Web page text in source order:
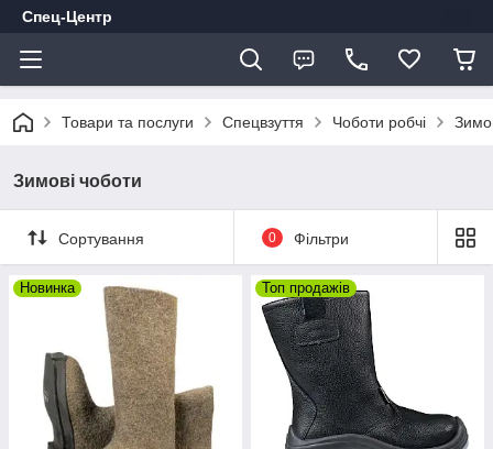
Спец-Центр
Товари та послуги Спецвзуття Чоботи робчі
Зимові чоботи
Сортування 0 Фільтри
Новинка Топ продажів